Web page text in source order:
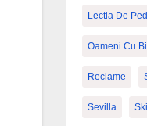
Lectia De
Oameni Cu
Reclame
Sevilla